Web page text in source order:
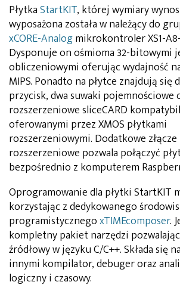
PłytkaStartKIT, której wymiary
wyposażona została w należący do
xCORE-Analogmikrokontroler XS1-
Dysponuje on ośmioma 32-bitowymi
obliczeniowymi oferując wydajność
MIPS. Ponadto na płytce znajdują się
przycisk, dwa suwaki pojemnościowe
rozszerzeniowe sliceCARD
oferowanymi przez XMOS płytkami
rozszerzeniowymi. Dodatkowe złącze
rozszerzeniowe pozwala połączyć
bezpośrednio z komputerem
Oprogramowanie dla płytki StartKIT
korzystając z dedykowanego
programistycznegoxTIMEcomposer.
kompletny pakiet narzędzi
źródłowy w języku C/C++. Składa się
innymi kompilator, debuger oraz
logiczny i czasowy.